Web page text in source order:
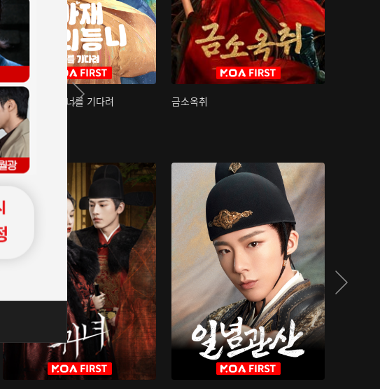
아재저리등니 : 너를 기다려 금소옥취